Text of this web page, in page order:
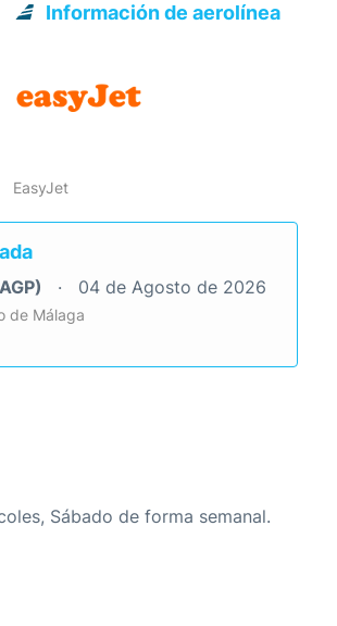
Información de aerolínea
EasyJet
04 de Agosto de 2026
de Málaga
Sábado de forma semanal.